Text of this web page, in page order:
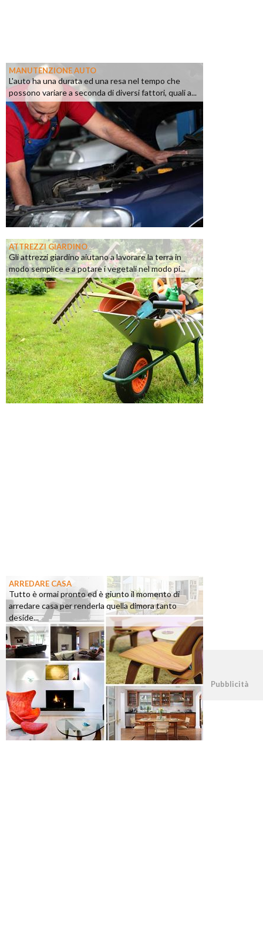
MANUTENZIONE AUTO
L'auto ha una durata ed una resa nel tempo che
possono variare a seconda di diversi fattori, quali a...
ATTREZZI GIARDINO
Gli attrezzi giardino aiutano a lavorare la terra in
modo semplice e a potare i vegetali nel modo pi...
ARREDARE CASA
Tutto è ormai pronto ed è giunto il momento di
arredare casa per renderla quella dimora tanto
deside...
©2026 - casapratica.org - p.iva 03338800984 Pubblicità